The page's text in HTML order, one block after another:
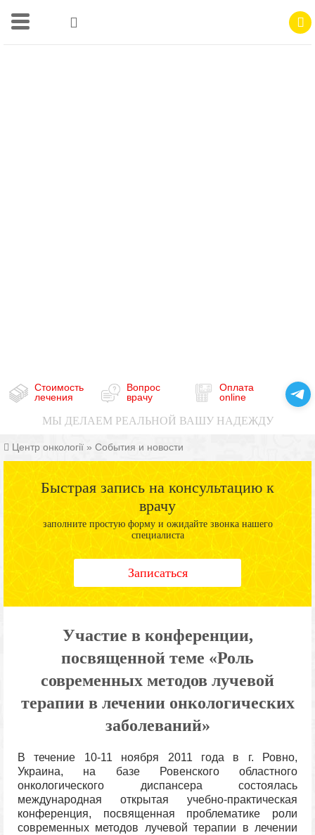
Стоимость
лечения
Вопрос
врачу
Оплата
online
МЫ ДЕЛАЕМ РЕАЛЬНОЙ ВАШУ НАДЕЖДУ
Центр онкології » События и новости
Быстрая запись на консультацию к
врачу
заполните простую форму и ожидайте звонка нашего
специалиста
Записаться
Участие в конференции,
посвященной теме «Роль
современных методов лучевой
терапии в лечении онкологических
заболеваний»
В течение 10-11 ноября 2011 года в г. Ровно,
Украина, на базе Ровенского областного
онкологического диспансера состоялась
международная открытая учебно-практическая
конференция, посвященная проблематике роли
современных методов лучевой терапии в лечении